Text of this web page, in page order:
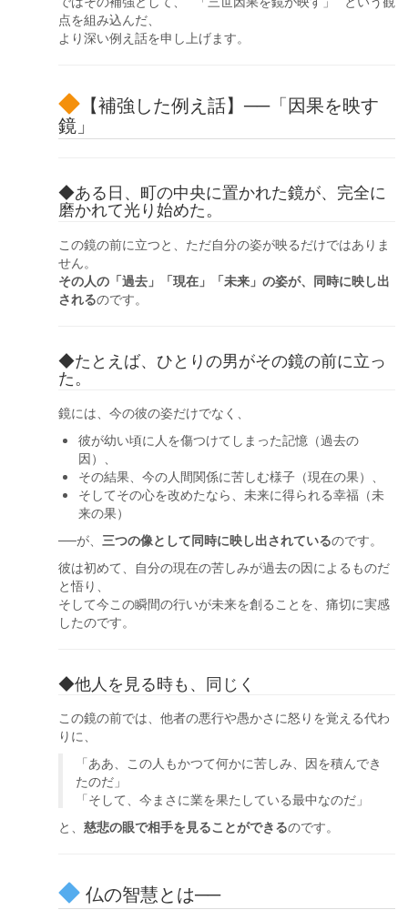
点を組み込んだ、
より深い例え話を申し上げます。
【補強した例え話】──「因果を映す
鏡」
◆ある日、町の中央に置かれた鏡が、完全に
磨かれて光り始めた。
この鏡の前に立つと、ただ自分の姿が映るだけではありま
せん。
その人の「過去」「現在」「未来」の姿が、同時に映し出
されるのです。
◆たとえば、ひとりの男がその鏡の前に立っ
た。
鏡には、今の彼の姿だけでなく、
彼が幼い頃に人を傷つけてしまった記憶（過去の
因）、
その結果、今の人間関係に苦しむ様子（現在の果）、
そしてその心を改めたなら、未来に得られる幸福（未
来の果）
──が、 三つの像として同時に映し出されているのです。
彼は初めて、自分の現在の苦しみが過去の因によるものだ
と悟り、
そして今この瞬間の行いが未来を創ることを、痛切に実感
したのです。
◆他人を見る時も、同じく
この鏡の前では、他者の悪行や愚かさに怒りを覚える代わ
りに、
「ああ、この人もかつて何かに苦しみ、因を積んでき
たのだ」
「そして、今まさに業を果たしている最中なのだ」
と、 慈悲の眼で相手を見ることができるのです。
仏の智慧とは──